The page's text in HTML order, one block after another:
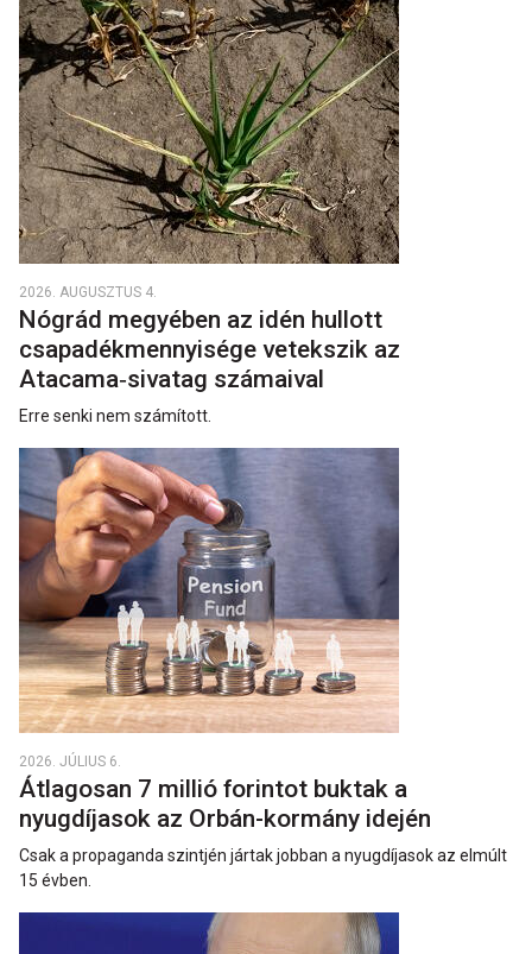
2026. AUGUSZTUS 4.
Nógrád megyében az idén hullott
csapadékmennyisége vetekszik az
Atacama‑sivatag számaival
Erre senki nem számított.
2026. JÚLIUS 6.
Átlagosan 7 millió forintot buktak a
nyugdíjasok az Orbán-kormány idején
Csak a propaganda szintjén jártak jobban a nyugdíjasok az elmúlt
15 évben.